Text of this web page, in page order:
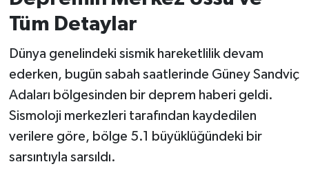
Tüm Detaylar
Dünya genelindeki sismik hareketlilik devam
ederken, bugün sabah saatlerinde Güney Sandviç
Adaları bölgesinden bir deprem haberi geldi.
Sismoloji merkezleri tarafından kaydedilen
verilere göre, bölge 5.1 büyüklüğündeki bir
sarsıntıyla sarsıldı.
KENT GÜNDEMİ
Kepsut
KÜLTÜR-SANAT
MAGAZİN